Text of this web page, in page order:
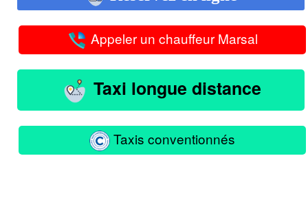
Appeler un chauffeur Marsal
Taxi longue distance
Taxis conventionnés